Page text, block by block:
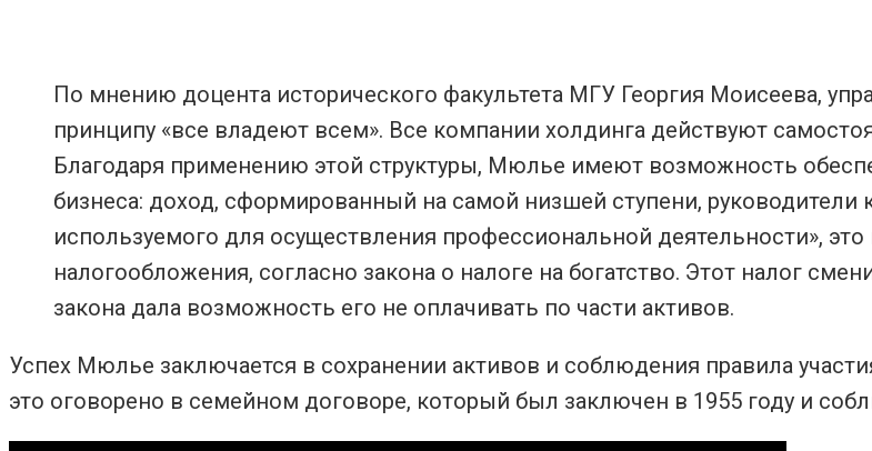
По мнению доцента исторического факультета МГУ Георгия Моисеева,
принципу «все владеют всем». Все компании холдинга действуют
Благодаря применению этой структуры, Мюлье имеют возможность
бизнеса: доход, сформированный на самой низшей ступени, руководители
используемого для осуществления профессиональной деятельности»,
налогообложения, согласно закона о налоге на богатство. Этот налог
закона дала возможность его не оплачивать по части активов.
Успех Мюлье заключается в сохранении активов и соблюдения правила
это оговорено в семейном договоре, который был заключен в 1955 году и